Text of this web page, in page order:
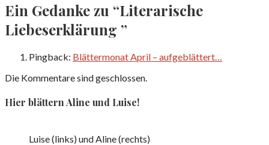
Ein Gedanke zu “Literarische
Liebeserklärung ”
Pingback: Blättermonat April – aufgeblättert…
Die Kommentare sind geschlossen.
Hier blättern Aline und Luise!
Luise (links) und Aline (rechts)